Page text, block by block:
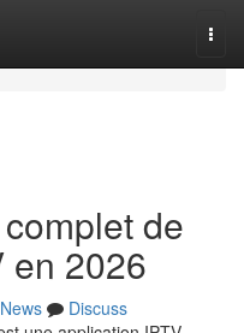
de
en 2026
News
Discuss